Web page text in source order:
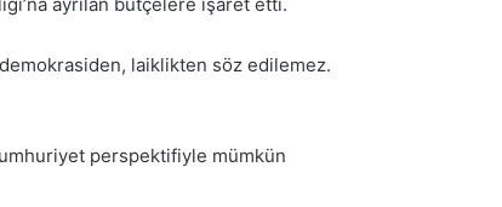
laiklikten söz edilemez.
perspektifiyle mümkün